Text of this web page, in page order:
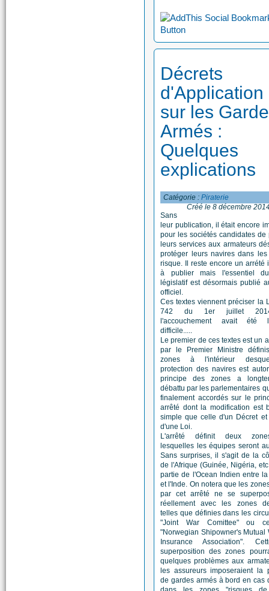
Décrets
d'Application
sur les
Armés :
Quelques
explications
Catégorie :Piraterie
Créé le 8 décembre
Sans
leur publication, il était encore
pour les sociétés candidates de
leurs services aux armateurs
protéger leurs navires dans
risque. Il reste encore un arrété
à publier mais l'essentiel
législatif est désormais publié
officiel.
Ces textes viennent préciser la
742 du 1er juillet
l'accouchement avait été
difficile.....
Le premier de ces textes est un
par le Premier Ministre
zones à l'intérieur
protection des navires est
principe des zones a
débattu par les parlementaires
finalement accordés sur le
arrêté dont la modification est
simple que celle d'un Décret
d'une Loi.
L'arrêté définit deux
lesquelles les équipes seront
Sans surprises, il s'agit de la
de l'Afrique (Guinée, Nigéria,
partie de l'Ocean Indien entre
et l'Inde. On notera que les
par cet arrêté ne se
réellement avec les zones
telles que définies dans les
"Joint War Comittee" ou
"Norwegian Shipowner's Mutual
Insurance Association".
superposition des zones
quelques problèmes aux
les assureurs imposeraient la
de gardes armés à bord en cas